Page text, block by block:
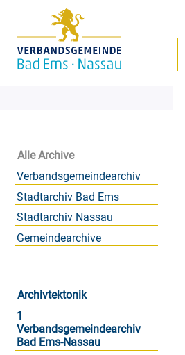
Alle Archive
Verbandsgemeindearchiv
Stadtarchiv Bad Ems
Stadtarchiv Nassau
Gemeindearchive
Archivtektonik
1
Verbandsgemeindearchiv
Bad Ems-Nassau